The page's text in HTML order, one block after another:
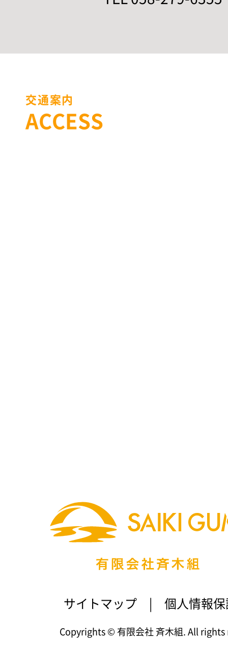
交通案内
ACCESS
サイトマップ 個人情報
Copyrights © 有限会社 斉木組. All rights